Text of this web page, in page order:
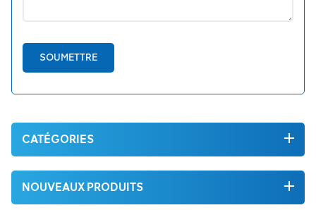
SOUMETTRE
CATÉGORIES
NOUVEAUX PRODUITS